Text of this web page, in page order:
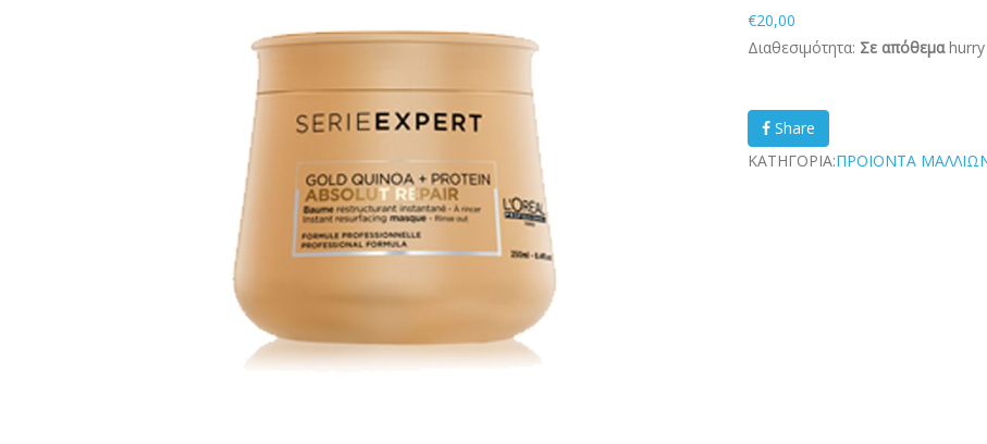
€20,00
Διαθεσιμότητα: Σε απόθεμαhurry
Share
ΚΑΤΗΓΟΡΙΑ:ΠΡΟΙΟΝΤΑ